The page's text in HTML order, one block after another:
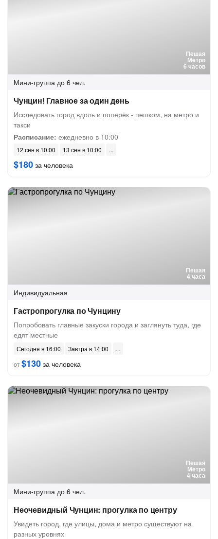
Пешая
Метро
6 часов
Мини-группа до 6 чел.
Чунцин! Главное за один день
Исследовать город вдоль и поперёк - пешком, на метро и
такси
Расписание: ежедневно в 10:00
12 сен в 10:00 13 сен в 10:00
$180 за человека
Пешая
4 часа
Индивидуальная
Гастропрогулка по Чунцину
Попробовать главные закуски города и заглянуть туда, где
едят местные
Сегодня в 16:00
Завтра в 14:00
от$130 за человека
Пешая
Метро
4 часа
Мини-группа до 6 чел.
Неочевидный Чунцин: прогулка по центру
Увидеть город, где улицы, дома и метро существуют на
разных уровнях